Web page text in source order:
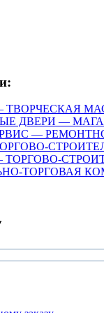
ТВОРЧЕСКАЯ
ДВЕРИ —
—
ТОРГОВО-
ТОРГОВАЯ